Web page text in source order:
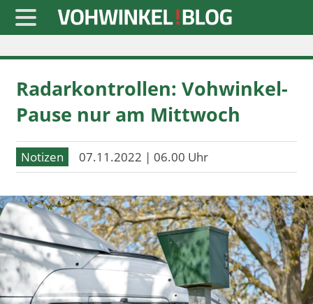
Startseite
» Blaulicht
» Freizeit
» Notizen
» Politik
» Sport
» Wirtschaft
Werbung
Datenschutz
Radarkontrollen: Vohwinkel-
Pause nur am Mittwoch
Notizen 07.11.2022 | 06.00 Uhr